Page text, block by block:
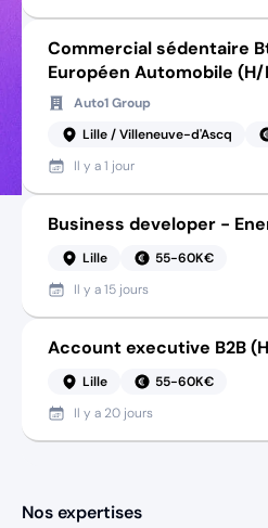
Commercial sédentaire
Européen Automobile (H/
Auto1 Group
Lille / Villeneuve-d'Ascq
Il y a1 jour
Business developer -
Lille
55-60K€
Il y a15 jours
Account executive B2B
Lille
55-60K€
Il y a 20 jours
Nos expertises